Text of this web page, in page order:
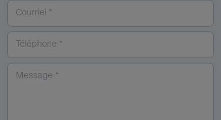
Courriel *
Téléphone *
Message *